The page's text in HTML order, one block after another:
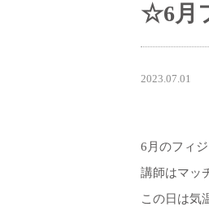
☆6月
2023.07.01
6月のフィ
講師はマッ
この日は気